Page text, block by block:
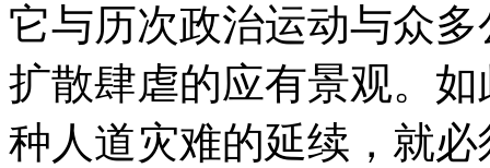
它与历次政治运动与众
扩散肆虐的应有景观。
种人道灾难的延续，就